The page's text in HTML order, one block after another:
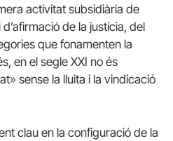
activitat subsidiària de
de la justícia, del
que fonamenten la
en el segle XXI no és
sense la lluita i la vindicació
clau en la configuració de la